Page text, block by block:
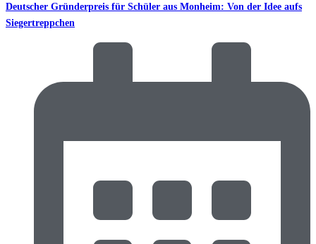
Deutscher Gründerpreis für Schüler aus Monheim: Von der Idee aufs
Siegertreppchen